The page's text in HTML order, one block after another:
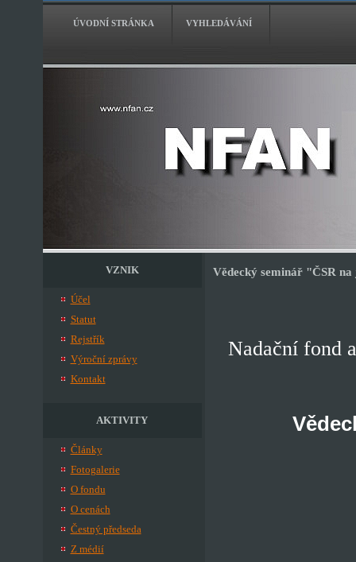
ÚVODNÍ STRÁNKA VYHLEDÁVÁNÍ
VZNIK
Účel
Statut
Rejstřík
Výroční zprávy
Kontakt
AKTIVITY
Články
Fotogalerie
O fondu
O cenách
Čestný předseda
Z médií
Vědecký seminář "ČSR
Nadační fond